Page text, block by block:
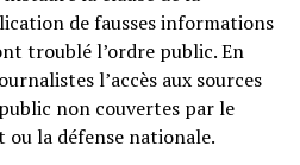
de fausses informations
troublé l’ordre public. En
l’accès aux sources
non couvertes par le
ou la défense nationale.